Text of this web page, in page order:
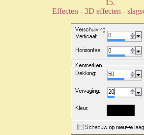
15.
Effecten - 3D effecten -